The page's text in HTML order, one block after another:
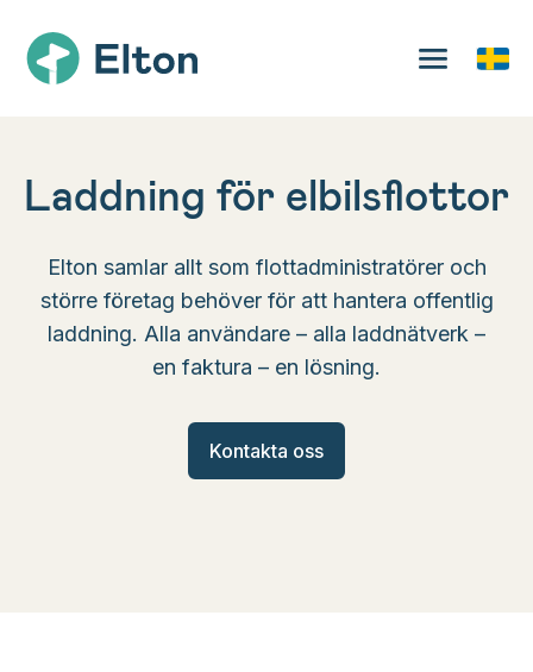
Laddning för elbilsflottor
Elton samlar allt som flottadministratörer och
större företag behöver för att hantera offentlig
laddning. Alla användare – alla laddnätverk –
en faktura – en lösning.
Kontakta oss